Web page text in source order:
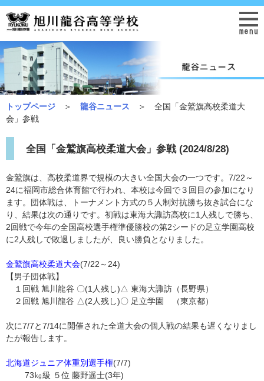
トップページ ＞ 龍谷ニュース ＞ 全国「金鷲旗高校柔道大
会」参戦
全国「金鷲旗高校柔道大会」参戦 (2024/8/28)
金鷲旗は、高校柔道界で規模の大きい全国大会の一つです。7/22～
24に福岡市総合体育館で行われ、本校は今回で３回目の参加になり
ます。団体戦は、トーナメント方式の５人制対抗勝ち抜き試合にな
り、結果は次の通りです。初戦は東海大諏訪高校に1人残しで勝ち、
2回戦で今年の全国高校選手権準優勝校の第2シードの足立学園高校
に2人残しで敗退しましたが、良い勝負となりました。
金鷲旗高校柔道大会(7/22～24)
【男子団体戦】
１回戦 旭川龍谷 〇(1人残し)△ 東海大諏訪（長野県）
２回戦 旭川龍谷 △(2人残し)〇 足立学園 （東京都）
次に7/7と7/14に開催された全道大会の個人戦の結果も遅くなりまし
たが報告します。
北海道ジュニア体重別選手権(7/7)
73㎏級 ５位 藤野遥士(3年)